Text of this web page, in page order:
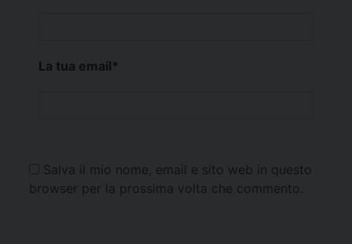
La tua email*
Salva il mio nome, email e sito web in questo
browser per la prossima volta che commento.